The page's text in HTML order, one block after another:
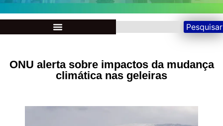
Pesquisar
ONU alerta sobre impactos da mudança
climática nas geleiras